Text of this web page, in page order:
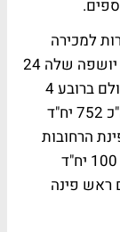
.
למכירה
בתחום המגורים עם רכישת אחזקות בחברת יושפה שלה 24
בת"א וכן 5 מתחמי פינוי בינוי, הכוללים בסה"כ 752 יח"ד
הרחובות
הרצל וקיבוץ גלויות בת"א, הכולל למעלה מ- 100 יח"ד
ראש פינה